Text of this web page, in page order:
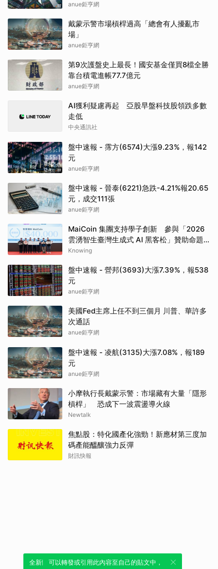
anue鉅亨網
戴蒙示警市場槓桿過高「總會有人擾亂市
場」
anue鉅亨網
第9次護盤史上最長！國安基金僅買8檔全勝
靠台積電進帳77.7億元
anue鉅亨網
AI獲利疑慮再起 亞股早盤科技股領跌多數
走低
中央通訊社
盤中速報 - 霈方(6574)大漲9.23%，報142
元
anue鉅亨網
盤中速報 - 晉泰(6221)急跌-4.21%報20.65
元，成交111張
anue鉅亨網
MaiCoin 集團支持學子創新 參與「2026
雲湧智生臺灣生成式 AI 黑客松」贊助命題
優勝團隊打造個人化投資分析工具 展現 AI
Knowing
盤中速報 - 營邦(3693)大漲7.39%，報538
元
anue鉅亨網
美國Fed主席上任不到三個月 川普、華許多
次通話
anue鉅亨網
盤中速報 - 凌航(3135)大漲7.08%，報189
元
anue鉅亨網
小摩執行長戴蒙示警：市場藏有大量「隱形
槓桿」 恐成下一波震盪導火線
Newtalk
焦點股：特化國產化強勁！新應材第三度加
碼產能醞釀強力反彈
財訊快報
全新體驗！一鍵引用此內容，透過發布貼
可以轉發或引用此內容至自己的貼文中，